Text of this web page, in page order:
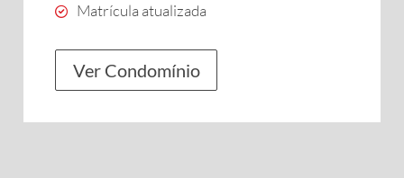
Matrícula atualizada
Ver Condomínio